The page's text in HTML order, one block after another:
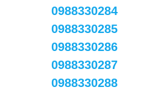
0988330284
0988330285
0988330286
0988330287
0988330288